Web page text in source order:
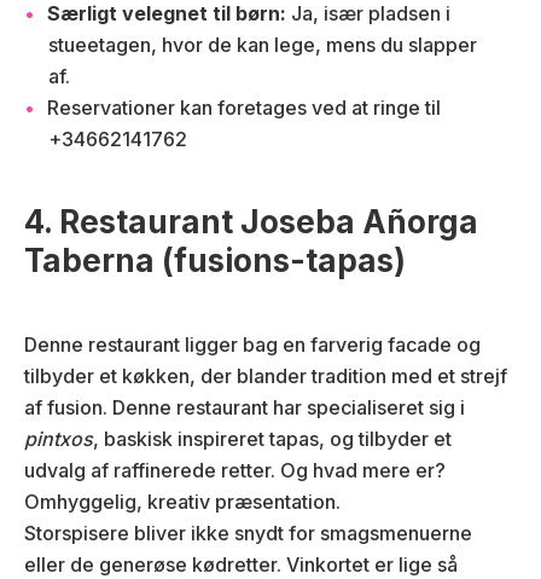
Særligt velegnet til børn: Ja, især pladsen i
stueetagen, hvor de kan lege, mens du slapper
af.
Reservationer kan foretages ved at ringe til
+34662141762
4. Restaurant Joseba Añorga
Taberna (fusions-tapas)
Denne restaurant ligger bag en farverig facade og
tilbyder et køkken, der blander tradition med et strejf
af fusion. Denne restaurant har specialiseret sig i
pintxos, baskisk inspireret tapas, og tilbyder et
udvalg af raffinerede retter. Og hvad mere er?
Omhyggelig, kreativ præsentation.
Storspisere bliver ikke snydt for smagsmenuerne
eller de generøse kødretter. Vinkortet er lige så